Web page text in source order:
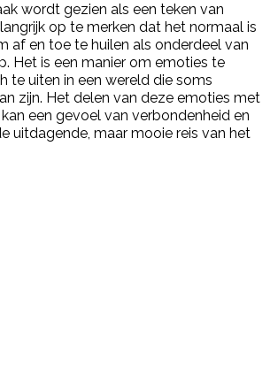
wordt gezien als een teken van
op te merken dat het normaal is
af en toe te huilen als onderdeel van
Het is een manier om emoties te
te uiten in een wereld die soms
zijn. Het delen van deze emoties met
een gevoel van verbondenheid en
uitdagende, maar mooie reis van het